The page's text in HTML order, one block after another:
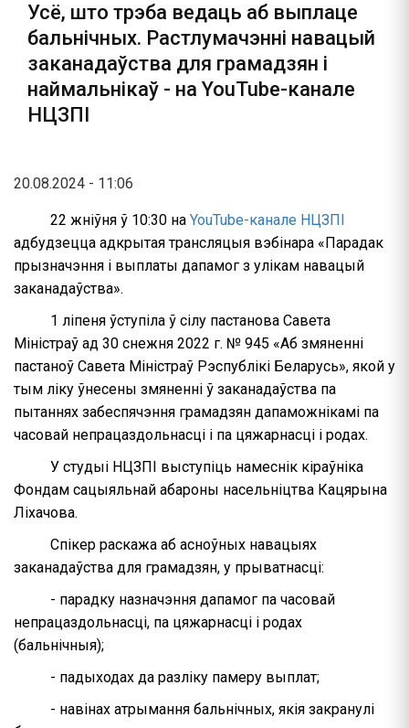
Усё, што трэба ведаць аб выплаце
бальнічных. Растлумачэнні навацый
заканадаўства для грамадзян і
наймальнікаў - на YouTube-канале
НЦЗПІ
20.08.2024 - 11:06
22 жніўня ў 10:30 на YouTube-канале НЦЗПІ
адбудзецца адкрытая трансляцыя вэбінара «Парадак
прызначэння і выплаты дапамог з улікам навацый
заканадаўства».
1 ліпеня ўступіла ў сілу пастанова Савета
Міністраў ад 30 снежня 2022 г. № 945 «Аб змяненні
пастаноў Савета Міністраў Рэспублікі Беларусь», якой у
тым ліку ўнесены змяненні ў заканадаўства па
пытаннях забеспячэння грамадзян дапаможнікамі па
часовай непрацаздольнасці і па цяжарнасці і родах.
У студыі НЦЗПІ выступіць намеснік кіраўніка
Фондам сацыяльнай абароны насельніцтва Кацярына
Ліхачова.
Спікер раскажа аб асноўных навацыях
заканадаўства для грамадзян, у прыватнасці:
- парадку назначэння дапамог па часовай
непрацаздольнасці, па цяжарнасці і родах
(бальнічныя);
- падыходах да разліку памеру выплат;
- навінах атрымання бальнічных, якія закранулі